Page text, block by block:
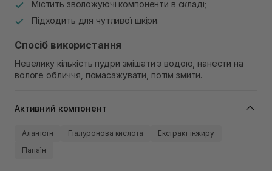
Містить зволожуючі компоненти в складі;
Підходить для чутливої шкіри.
Спосіб використання
Невелику кількість пудри змішати з водою, нанести на
вологе обличчя, помасажувати, потім змити.
Активний компонент
Алантоїн Гіалуронова кислота
Екстракт інжиру
Папаїн